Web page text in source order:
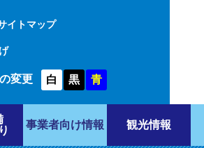
イトマップ
変更 白 黒 青
事業者向け情報 観光情報